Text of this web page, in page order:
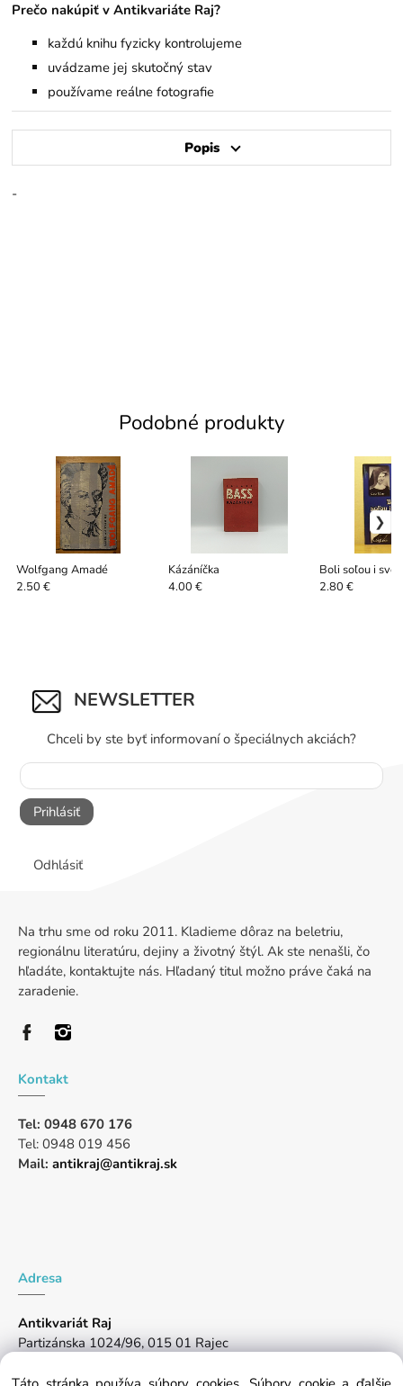
Prečo nakúpiť v Antikvariáte Raj?
každú knihu fyzicky kontrolujeme
uvádzame jej skutočný stav
používame reálne fotografie
Popis
-
Podobné produkty
Wolfgang Amadé
2.50 €
Kázáníčka
4.00 €
Boli soľou i
2.80 €
NEWSLETTER
Chceli by ste byť informovaní o špeciálnych akciách?
Prihlásiť
Odhlásiť
Na trhu sme od roku 2011. Kladieme dôraz na beletriu,
regionálnu literatúru, dejiny a životný štýl. Ak ste nenašli, čo
hľadáte, kontaktujte nás. Hľadaný titul možno práve čaká na
zaradenie.
Kontakt
Tel: 0948 670 176
Tel: 0948 019 456
Mail: antikraj@antikraj.sk
Adresa
Antikvariát Raj
Partizánska 1024/96, 015 01 Rajec